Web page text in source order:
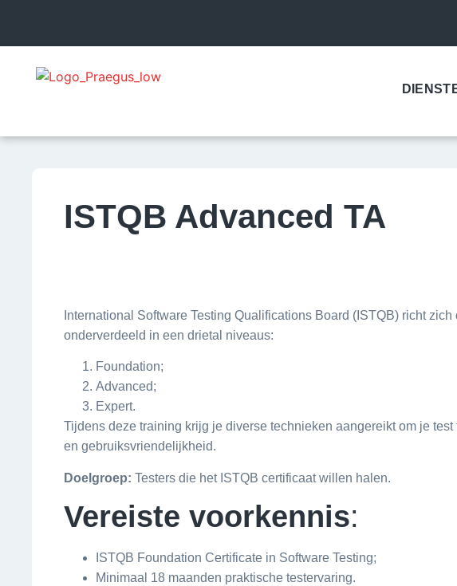
ISTQB Advanced TA
International Software Testing Qualifications Board (ISTQB) richt
onderverdeeld in een drietal niveaus:
Foundation;
Advanced;
Expert.
Tijdens deze training krijg je diverse technieken aangereikt om je
en gebruiksvriendelijkheid.
Doelgroep: Testers die het ISTQB certificaat willen halen.
Vereiste voorkennis:
ISTQB Foundation Certificate in Software Testing;
Minimaal 18 maanden praktische testervaring.